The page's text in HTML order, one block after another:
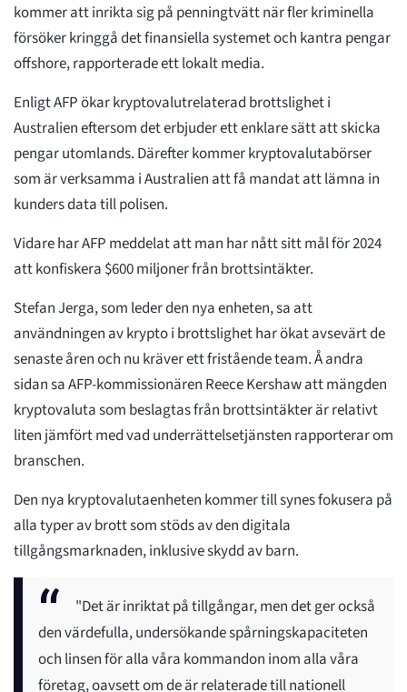
kommer att inrikta sig på penningtvätt när fler kriminella
försöker kringgå det finansiella systemet och kantra pengar
offshore, rapporterade ett lokalt media.
Enligt AFP ökar kryptovalutrelaterad brottslighet i
Australien eftersom det erbjuder ett enklare sätt att skicka
pengar utomlands. Därefter kommer kryptovalutabörser
som är verksamma i Australien att få mandat att lämna in
kunders data till polisen.
Vidare har AFP meddelat att man har nått sitt mål för 2024
att konfiskera $600 miljoner från brottsintäkter.
Stefan Jerga, som leder den nya enheten, sa att
användningen av krypto i brottslighet har ökat avsevärt de
senaste åren och nu kräver ett fristående team. Å andra
sidan sa AFP-kommissionären Reece Kershaw att mängden
kryptovaluta som beslagtas från brottsintäkter är relativt
liten jämfört med vad underrättelsetjänsten rapporterar om
branschen.
Den nya kryptovalutaenheten kommer till synes fokusera på
alla typer av brott som stöds av den digitala
tillgångsmarknaden, inklusive skydd av barn.
"Det är inriktat på tillgångar, men det ger också
den värdefulla, undersökande spårningskapaciteten
och linsen för alla våra kommandon inom alla våra
företag, oavsett om de är relaterade till nationell